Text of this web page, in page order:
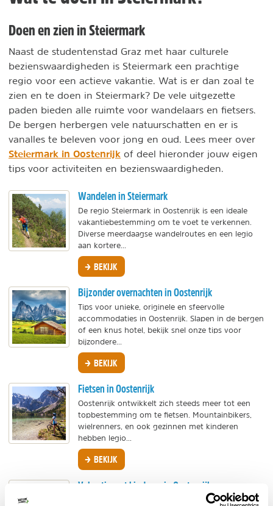
Doen en zien in Steiermark
Naast de studentenstad Graz met haar culturele
bezienswaardigheden is Steiermark een prachtige
regio voor een actieve vakantie. Wat is er dan zoal te
zien en te doen in Steiermark? De vele uitgezette
paden bieden alle ruimte voor wandelaars en fietsers.
De bergen herbergen vele natuurschatten en er is
vanalles te beleven voor jong en oud. Lees meer over
Steiermark in Oostenrijk of deel hieronder jouw eigen
tips voor activiteiten en bezienswaardigheden.
Wandelen in Steiermark
De regio Steiermark in Oostenrijk is een ideale
vakantiebestemming om te voet te verkennen.
Diverse meerdaagse wandelroutes en een legio
aan kortere...
BEKIJK
Bijzonder overnachten in Oostenrijk
Tips voor unieke, originele en sfeervolle
accommodaties in Oostenrijk. Slapen in de bergen
of een knus hotel, bekijk snel onze tips voor
bijzondere...
BEKIJK
Fietsen in Oostenrijk
Oostenrijk ontwikkelt zich steeds meer tot een
topbestemming om te fietsen. Mountainbikers,
wielrenners, en ook gezinnen met kinderen
hebben legio...
BEKIJK
Vakantie met kinderen in Oostenrijk
Met de kinderen naar de bergen! Oostenrijk is een